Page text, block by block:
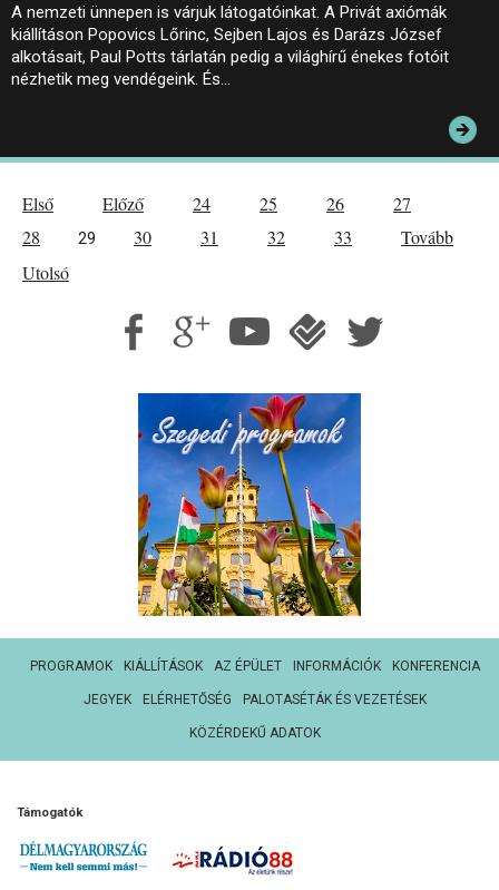
A nemzeti ünnepen is várjuk látogatóinkat. A Privát axiómák
kiállításon Popovics Lőrinc, Sejben Lajos és Darázs József
alkotásait, Paul Potts tárlatán pedig a világhírű énekes fotóit
nézhetik meg vendégeink. És…
Első Előző 24 25 26
27
28
29 30 31 32 33
Tovább
Utolsó
PROGRAMOK KIÁLLÍTÁSOK AZ ÉPÜLET INFORMÁCIÓK KONFERENCIA
JEGYEK ELÉRHETŐSÉG PALOTASÉTÁK ÉS VEZETÉSEK
KÖZÉRDEKŰ ADATOK
Támogatók